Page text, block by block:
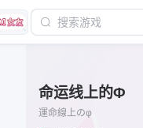
命运线上的Φ
運命線上のφ